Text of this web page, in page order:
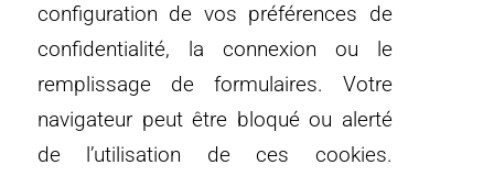
configuration de vos préférences de
confidentialité, la connexion ou le
remplissage de formulaires. Votre
navigateur peut être bloqué ou alerté
de l’utilisation de ces cookies.